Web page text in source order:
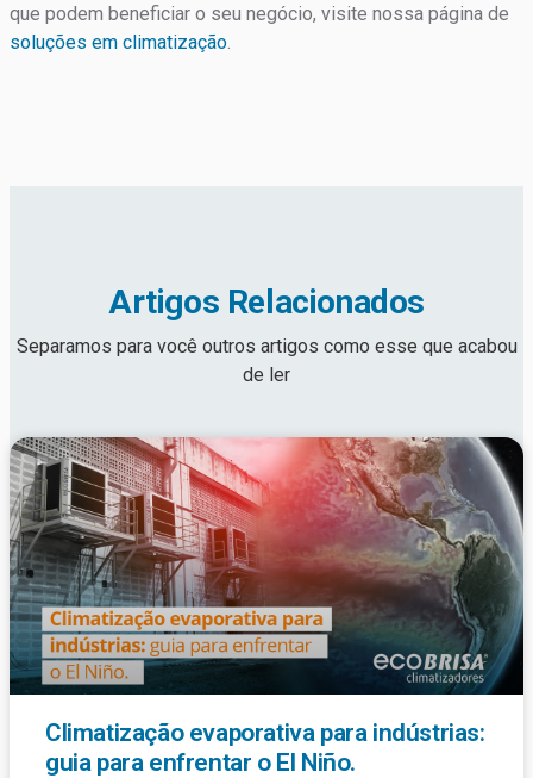
que podem beneficiar o seu negócio, visite nossa página de
soluções em climatização.
Artigos Relacionados
Separamos para você outros artigos como esse que acabou
de ler
Climatização evaporativa para indústrias:
guia para enfrentar o El Niño.